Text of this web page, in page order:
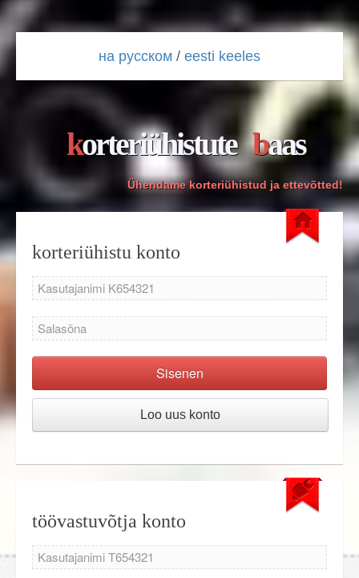
на русском / eesti keeles
korteriühistute baas
Ühendame korteriühistud ja ettevõtted!
korteriühistu konto
Sisenen
Loo uus konto
töövastuvõtja konto